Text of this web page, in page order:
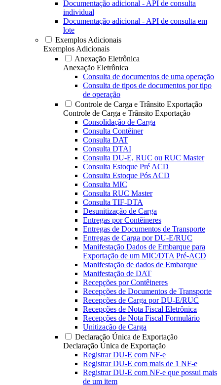
Documentação adicional - API de consulta
individual
Documentação adicional - API de consulta em
lote
Exemplos Adicionais
Exemplos Adicionais
Anexação Eletrônica
Anexação Eletrônica
Consulta de documentos de uma operação
Consulta de tipos de documentos por tipo
de operação
Controle de Carga e Trânsito Exportação
Controle de Carga e Trânsito Exportação
Consolidação de Carga
Consulta Contêiner
Consulta DAT
Consulta DTAI
Consulta DU-E, RUC ou RUC Master
Consulta Estoque Pré ACD
Consulta Estoque Pós ACD
Consulta MIC
Consulta RUC Master
Consulta TIF-DTA
Desunitização de Carga
Entregas por Contêineres
Entregas de Documentos de Transporte
Entregas de Carga por DU-E/RUC
Manifestação Dados de Embarque para
Exportação de um MIC/DTA Pré-ACD
Manifestação de dados de Embarque
Manifestação de DAT
Recepções por Contêineres
Recepções de Documentos de Transporte
Recepções de Carga por DU-E/RUC
Recepções de Nota Fiscal Eletrônica
Recepções de Nota Fiscal Formulário
Unitização de Carga
Declaração Única de Exportação
Declaração Única de Exportação
Registrar DU-E com NF-e
Registrar DU-E com mais de 1 NF-e
Registrar DU-E com NF-e que possui mais
de um item